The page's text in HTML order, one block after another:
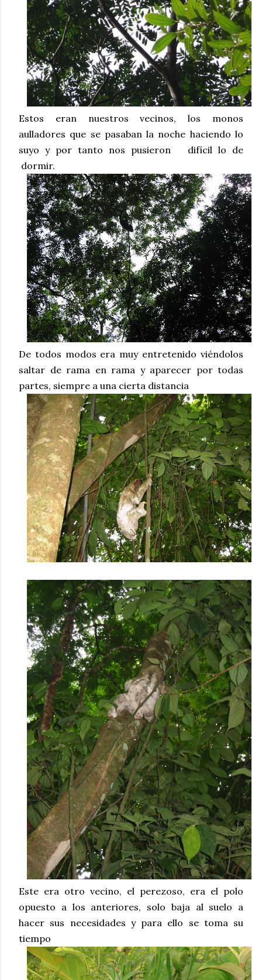
Estos eran nuestros vecinos, los monos
aulladores que se pasaban la noche haciendo lo
suyo y por tanto nos pusieron
difícil lo de
dormir.
De todos modos era muy entretenido viéndolos
saltar de rama en rama y aparecer por todas
partes, siempre a una cierta distancia
Este era otro vecino, el perezoso, era el polo
opuesto a los anteriores, solo baja al suelo a
hacer sus necesidades y para ello se toma su
tiempo